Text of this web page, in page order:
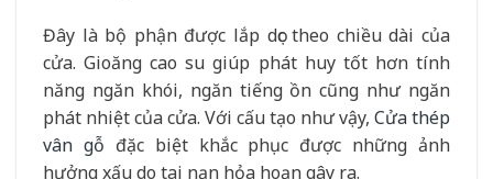
Đây là bộ phận được lắp dọc theo chiều dài của
cửa. Gioăng cao su giúp phát huy tốt hơn tính
năng ngăn khói, ngăn tiếng ồn cũng như ngăn
phát nhiệt của cửa. Với cấu tạo như vậy, Cửa thép
vân gỗ đặc biệt khắc phục được những ảnh
hưởng xấu do tai nạn hỏa hoạn gây ra.